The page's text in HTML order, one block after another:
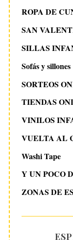
ROPA DE
SAN
SILLAS
Sofás y sillones
SORTEOS
TIENDAS
VINILOS
VUELTA AL
Washi Tape
Y UN POCO
ZONAS DE